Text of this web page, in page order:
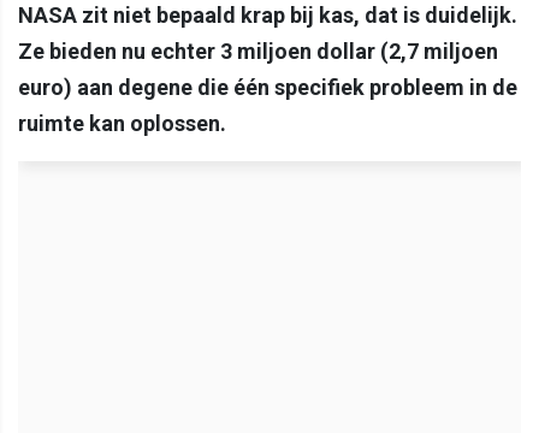
NASA zit niet bepaald krap bij kas, dat is duidelijk.
Ze bieden nu echter 3 miljoen dollar (2,7 miljoen
euro) aan degene die één specifiek probleem in de
ruimte kan oplossen.